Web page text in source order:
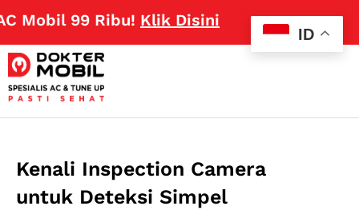
99 Ribu!Klik Disini
Kenali Inspection Camera
untuk Deteksi Simpel
ID